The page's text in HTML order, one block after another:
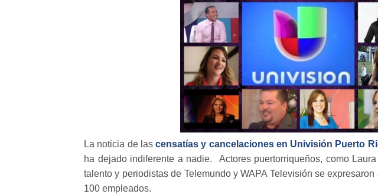
La noticia de lascensatías y cancelaciones en Univisión Puerto
ha dejado indiferente a nadie. Actores puertorriqueños, como
talento y periodistas de Telemundo y WAPA Televisión se
100 empleados.